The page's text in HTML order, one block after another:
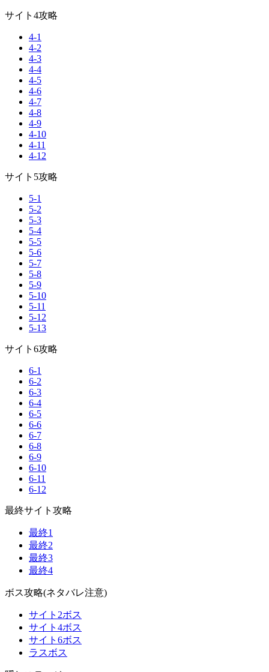
サイト4攻略
4-1
4-2
4-3
4-4
4-5
4-6
4-7
4-8
4-9
4-10
4-11
4-12
サイト5攻略
5-1
5-2
5-3
5-4
5-5
5-6
5-7
5-8
5-9
5-10
5-11
5-12
5-13
サイト6攻略
6-1
6-2
6-3
6-4
6-5
6-6
6-7
6-8
6-9
6-10
6-11
6-12
最終サイト攻略
最終1
最終2
最終3
最終4
ボス攻略(ネタバレ注意)
サイト2ボス
サイト4ボス
サイト6ボス
ラスボス